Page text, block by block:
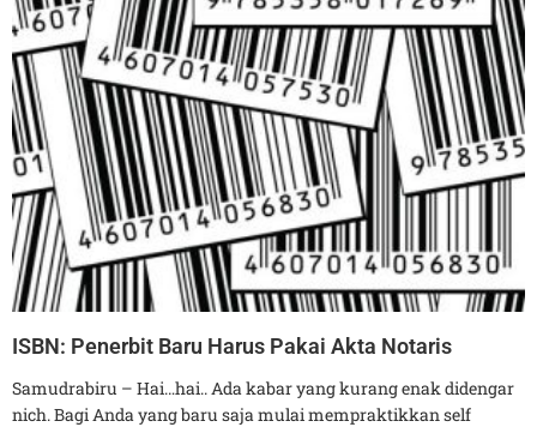
ISBN: Penerbit Baru Harus Pakai Akta Notaris
Samudrabiru – Hai…hai.. Ada kabar yang kurang enak didengar
nich. Bagi Anda yang baru saja mulai mempraktikkan self